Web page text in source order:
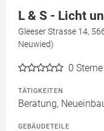
L & S - Licht
Gleeser Strasse 14,
Neuwied)
0
TÄTIGKEITEN
Beratung,
GEBÄUDETEILE